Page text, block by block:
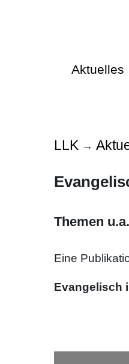
Aktuelles
LLK →
Themen
Eine
Evangelisch